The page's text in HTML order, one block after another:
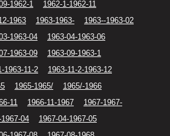
1962-1
1962-1-1962-11
1963 1963-1963-
1963--1963-02
1963-04
1963-04-1963-06
1963-09
1963-09-1963-1
1963-11-2
1963-11-2-1963-12
1965-1965/
1965/-1966
11 1966-11-1967
1967-1967-
04
1967-04-1967-05